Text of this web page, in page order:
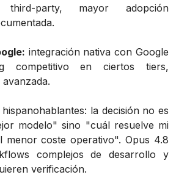
third-party, mayor adopción
integración nativa con Google
competitivo en ciertos tiers,
la decisión no es
modelo" sino "cuál resuelve mi
menor coste operativo". Opus 4.8
complejos de desarrollo y
verificación.